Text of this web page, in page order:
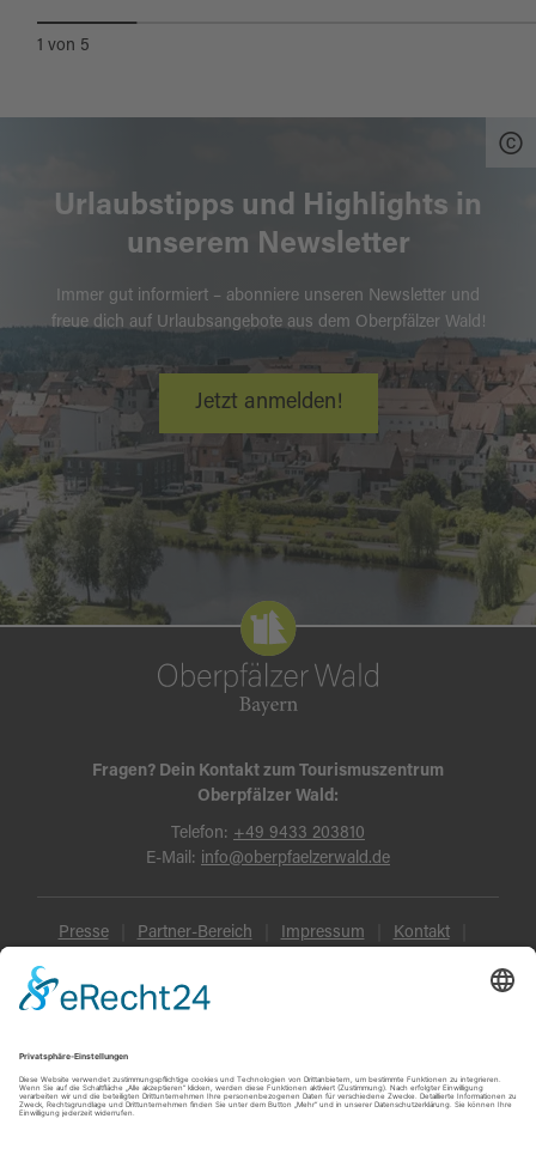
1 von 5
Urlaubstipps und Highlights in
unserem Newsletter
Immer gut informiert – abonniere unseren Newsletter und
freue dich auf Urlaubsangebote aus dem Oberpfälzer Wald!
Jetzt anmelden!
Fragen? Dein Kontakt zum Tourismuszentrum
Oberpfälzer Wald:
Telefon: +49 9433 203810
E-Mail: info@oberpfaelzerwald.de
Presse Partner-Bereich Impressum Kontakt
Datenschutz